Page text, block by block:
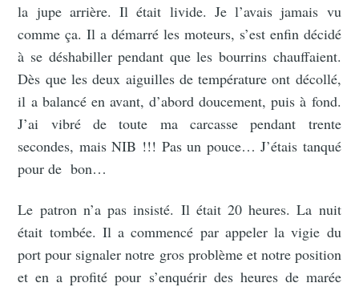
la jupe arrière. Il était livide. Je l’avais jamais vu
comme ça. Il a démarré les moteurs, s’est enfin décidé
à se déshabiller pendant que les bourrins chauffaient.
Dès que les deux aiguilles de température ont décollé,
il a balancé en avant, d’abord doucement, puis à fond.
J’ai vibré de toute ma carcasse pendant trente
secondes, mais NIB !!! Pas un pouce… J’étais tanqué
pour de bon…
Le patron n’a pas insisté. Il était 20 heures. La nuit
était tombée. Il a commencé par appeler la vigie du
port pour signaler notre gros problème et notre position
et en a profité pour s’enquérir des heures de marée